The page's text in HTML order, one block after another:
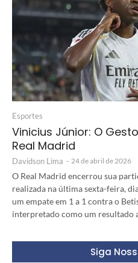
Esportes
Vinicius Júnior: O
Real Madrid
Davidson Lima - 24 de abril de 2026
O Real Madrid encerrou sua
realizada na última sexta-feira,
um empate em 1 a 1 contra o
interpretado como um resultado
Siga